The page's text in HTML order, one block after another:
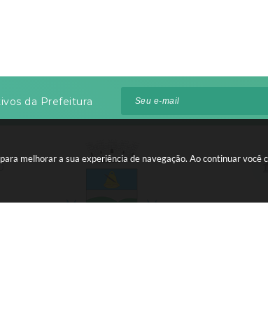
melhorar a sua experiência de navegação. Ao continuar você
da Prefeitura